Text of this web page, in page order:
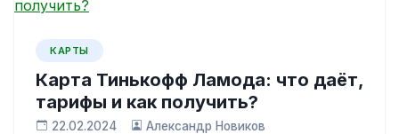
КАРТЫ
Карта Тинькофф Ламода: что даёт,
тарифы и как получить?
22.02.2024 Александр Новиков